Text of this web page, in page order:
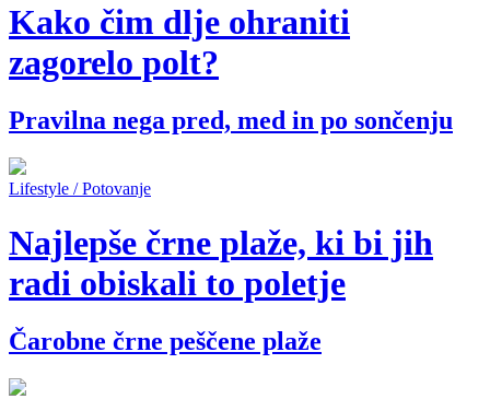
Kako čim dlje ohraniti
zagorelo polt?
Pravilna nega pred, med in po sončenju
Lifestyle / Potovanje
Najlepše črne plaže, ki bi jih
radi obiskali to poletje
Čarobne črne peščene plaže